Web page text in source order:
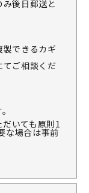
後日郵送と
できるカギ
てご相談くだ
いても原則1
な場合は事前